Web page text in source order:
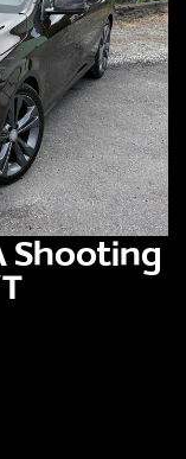
Shooting